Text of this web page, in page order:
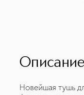
Описание
Новейшая тушь